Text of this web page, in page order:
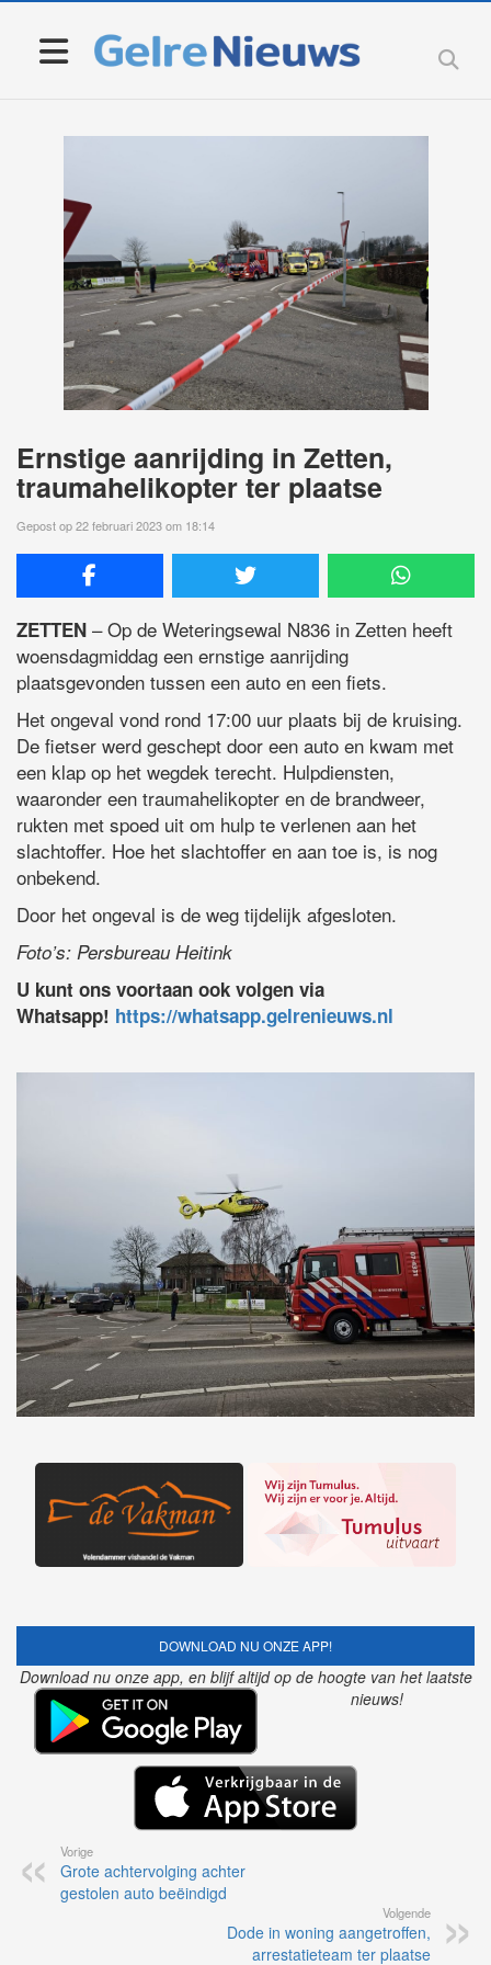
Ernstige aanrijding in Zetten,
traumahelikopter ter plaatse
Gepost op 22 februari 2023 om 18:14
ZETTEN – Op de Weteringsewal N836 in Zetten heeft
woensdagmiddag een ernstige aanrijding
plaatsgevonden tussen een auto en een fiets.
Het ongeval vond rond 17:00 uur plaats bij de kruising.
De fietser werd geschept door een auto en kwam met
een klap op het wegdek terecht. Hulpdiensten,
waaronder een traumahelikopter en de brandweer,
rukten met spoed uit om hulp te verlenen aan het
slachtoffer. Hoe het slachtoffer en aan toe is, is nog
onbekend.
Door het ongeval is de weg tijdelijk afgesloten.
Foto’s: Persbureau Heitink
U kunt ons voortaan ook volgen via
Whatsapp! https://whatsapp.gelrenieuws.nl
DOWNLOAD NU ONZE APP!
Download nu onze app, en blijf altijd op de hoogte van het laatste
nieuws!
Vorige
Grote achtervolging achter
gestolen auto beëindigd
Volgende
Dode in woning aangetroffen,
arrestatieteam ter plaatse